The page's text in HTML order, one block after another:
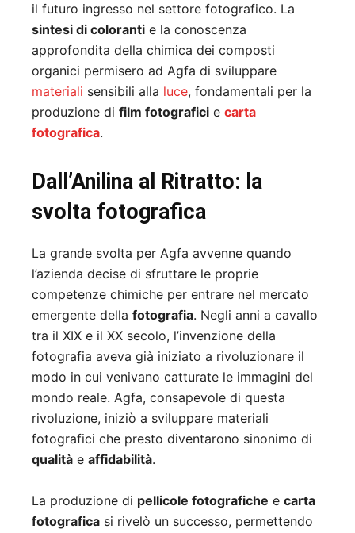
il futuro ingresso nel settore fotografico. La
sintesi di coloranti e la conoscenza
approfondita della chimica dei composti
organici permisero ad Agfa di sviluppare
materiali sensibili alla luce, fondamentali per la
produzione di film fotografici e carta
fotografica.
Dall’Anilina al Ritratto: la
svolta fotografica
La grande svolta per Agfa avvenne quando
l’azienda decise di sfruttare le proprie
competenze chimiche per entrare nel mercato
emergente della fotografia. Negli anni a cavallo
tra il XIX e il XX secolo, l’invenzione della
fotografia aveva già iniziato a rivoluzionare il
modo in cui venivano catturate le immagini del
mondo reale. Agfa, consapevole di questa
rivoluzione, iniziò a sviluppare materiali
fotografici che presto diventarono sinonimo di
qualità e affidabilità.
La produzione di pellicole fotografiche e carta
fotografica si rivelò un successo, permettendo